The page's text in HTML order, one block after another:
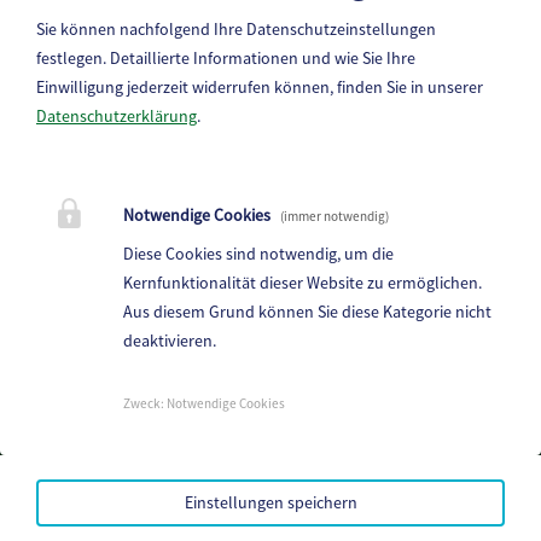
St. Gertraud 1, 9413 St.Gertraud
Telefon: +43 4352 72 180
E-Mail:frantschach@ktn.gde.at
Heute,Geschlossen
Heute,Geschlossen
Mehr...
Sie können nachfolgend Ihre Datenschutzeinstellungen
festlegen. Detaillierte Informationen und wie Sie Ihre
Einwilligung jederzeit widerrufen können, finden Sie in unserer
Datenschutzerklärung.
Notwendige Cookies (immer notwendig)
Diese Cookies sind notwendig, um die
Kernfunktionalität dieser Website zu ermöglichen.
Aus diesem Grund können Sie diese Kategorie nicht
deaktivieren.
Zweck: Notwendige Cookies
Einstellungen speichern